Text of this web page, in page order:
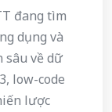
đang tìm
dụng và
sâu về dữ
low-code
lược